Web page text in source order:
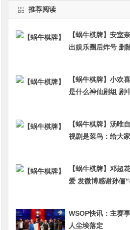
推荐阅读
【蜗牛棋牌】安室
出娱乐圈后炸号 删
【蜗牛棋牌】小欢
是什么神仙剧组 剧
【蜗牛棋牌】汤唯
视剧是菜鸟：给大
【蜗牛棋牌】邓超
爱 发微博感谢孙俪
WSOP快讯：主赛
人尘埃落定